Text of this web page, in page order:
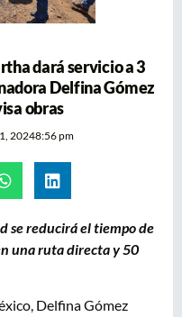
dará servicio a 3
Delfina Gómez
obras
20248:56 pm
se reducirá el tiempo de
una ruta directa y 50
Delfina Gómez